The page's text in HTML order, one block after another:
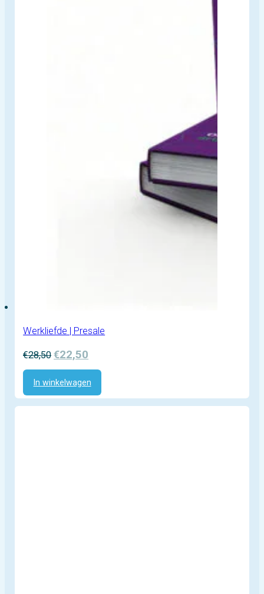
Werkliefde | Presale
€28,50 Oorspronkelijke
prijs
was:
€28,50.
€22,50
prijs
is:
€22,50.
In winkelwagen